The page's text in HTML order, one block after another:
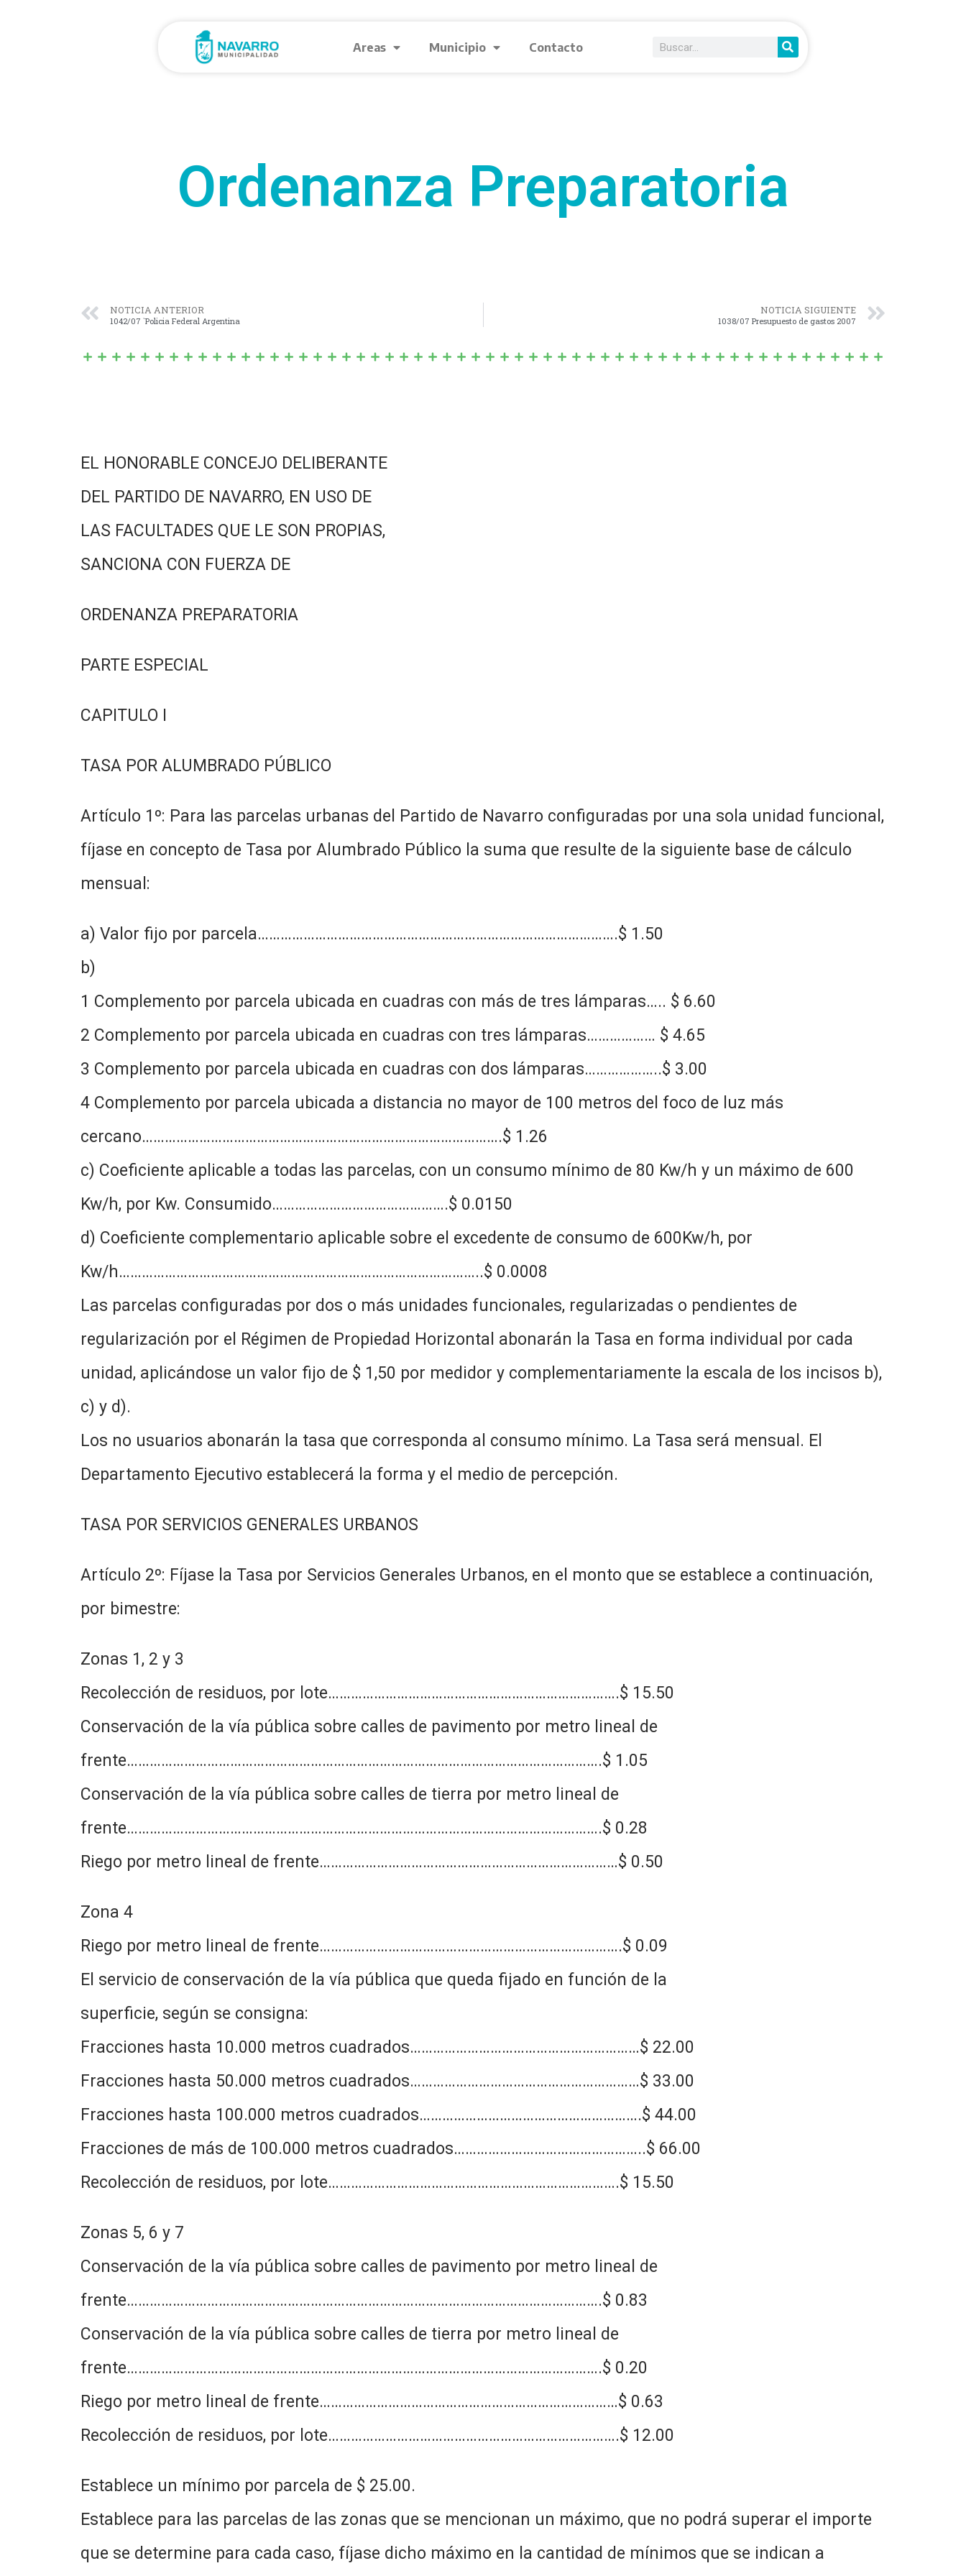
Areas Municipio Contacto
Ordenanza Preparatoria
NOTICIA ANTERIOR
1042/07 `Policia Federal Argentina
NOTICIA SIGUIENTE
1038/07 Presupuesto de gastos 2007
EL HONORABLE CONCEJO DELIBERANTE
DEL PARTIDO DE NAVARRO, EN USO DE
LAS FACULTADES QUE LE SON PROPIAS,
SANCIONA CON FUERZA DE
ORDENANZA PREPARATORIA
PARTE ESPECIAL
CAPITULO I
TASA POR ALUMBRADO PÚBLICO
Artículo 1º: Para las parcelas urbanas del Partido de Navarro configuradas por una sola unidad funcional,
fíjase en concepto de Tasa por Alumbrado Público la suma que resulte de la siguiente base de cálculo
mensual:
a) Valor fijo por parcela………………………………………………………………………………….$ 1.50
b)
1 Complemento por parcela ubicada en cuadras con más de tres lámparas….. $ 6.60
2 Complemento por parcela ubicada en cuadras con tres lámparas……………… $ 4.65
3 Complemento por parcela ubicada en cuadras con dos lámparas………………..$ 3.00
4 Complemento por parcela ubicada a distancia no mayor de 100 metros del foco de luz más
cercano………………………………………………………………………………….$ 1.26
c) Coeficiente aplicable a todas las parcelas, con un consumo mínimo de 80 Kw/h y un máximo de 600
Kw/h, por Kw. Consumido……………………………………….$ 0.0150
d) Coeficiente complementario aplicable sobre el excedente de consumo de 600Kw/h, por
Kw/h…………………………………………………………………………………..$ 0.0008
Las parcelas configuradas por dos o más unidades funcionales, regularizadas o pendientes de
regularización por el Régimen de Propiedad Horizontal abonarán la Tasa en forma individual por cada
unidad, aplicándose un valor fijo de $ 1,50 por medidor y complementariamente la escala de los incisos b),
c) y d).
Los no usuarios abonarán la tasa que corresponda al consumo mínimo. La Tasa será mensual. El
Departamento Ejecutivo establecerá la forma y el medio de percepción.
TASA POR SERVICIOS GENERALES URBANOS
Artículo 2º: Fíjase la Tasa por Servicios Generales Urbanos, en el monto que se establece a continuación,
por bimestre:
Zonas 1, 2 y 3
Recolección de residuos, por lote………………………………………………………………….$ 15.50
Conservación de la vía pública sobre calles de pavimento por metro lineal de
frente…………………………………………………………………………………………………………….$ 1.05
Conservación de la vía pública sobre calles de tierra por metro lineal de
frente…………………………………………………………………………………………………………….$ 0.28
Riego por metro lineal de frente……………………………………………………………………$ 0.50
Zona 4
Riego por metro lineal de frente…………………………………………………………………….$ 0.09
El servicio de conservación de la vía pública que queda fijado en función de la
superficie, según se consigna:
Fracciones hasta 10.000 metros cuadrados……………………………………………………$ 22.00
Fracciones hasta 50.000 metros cuadrados……………………………………………………$ 33.00
Fracciones hasta 100.000 metros cuadrados………………………………………………….$ 44.00
Fracciones de más de 100.000 metros cuadrados…………………………………………..$ 66.00
Recolección de residuos, por lote………………………………………………………………….$ 15.50
Zonas 5, 6 y 7
Conservación de la vía pública sobre calles de pavimento por metro lineal de
frente…………………………………………………………………………………………………………….$ 0.83
Conservación de la vía pública sobre calles de tierra por metro lineal de
frente…………………………………………………………………………………………………………….$ 0.20
Riego por metro lineal de frente……………………………………………………………………$ 0.63
Recolección de residuos, por lote………………………………………………………………….$ 12.00
Establece un mínimo por parcela de $ 25.00.
Establece para las parcelas de las zonas que se mencionan un máximo, que no podrá superar el importe
que se determine para cada caso, fíjase dicho máximo en la cantidad de mínimos que se indican a